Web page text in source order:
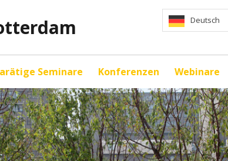
Deutsch
Seminare Konferenzen Webinare